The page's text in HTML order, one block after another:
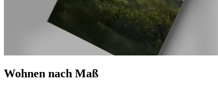
Wohnen nach Maß